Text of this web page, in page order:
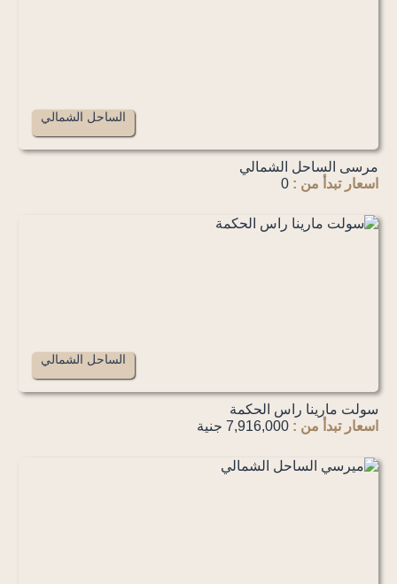
الساحل الشمالي
مرسى الساحل الشمالي
اسعار تبدأ من : 0
الساحل الشمالي
سولت مارينا راس الحكمة
اسعار تبدأ من : 7,916,000 جنية